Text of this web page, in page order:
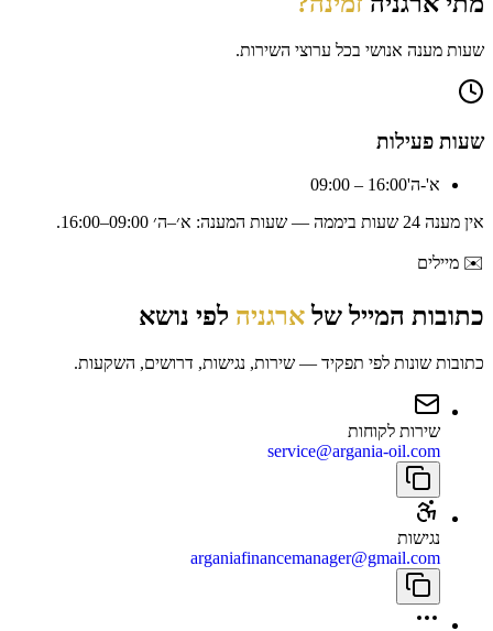
שעות מענה אנושי בכל ערוצי השירות.
שעות פעילות
א'-ה'09:00 – 16:00
אין מענה 24 שעות ביממה — שעות המענה:
א׳–ה׳ 09:00–16:00 .
✉️ מיילים
כתובות המייל שלארגניה לפי נושא
כתובות שונות לפי תפקיד — שירות, נגישות, דרושים, השקעות.
שירות לקוחות
service@argania-oil.com
נגישות
arganiafinancemanager@gmail.com